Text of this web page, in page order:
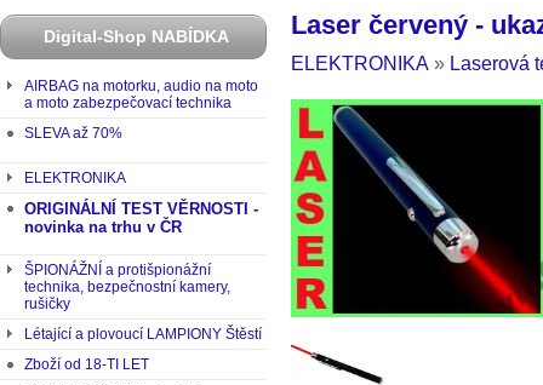
Digital-Shop NABÍDKA
AIRBAG na motorku, audio na moto
a moto zabezpečovací technika
SLEVA až 70%
ELEKTRONIKA
ORIGINÁLNÍ TEST VĚRNOSTI -
novinka na trhu v ČR
ŠPIONÁŽNÍ a protišpionážní
technika, bezpečnostní kamery,
rušičky
Létající a plovoucí LAMPIONY Štěstí
Zboží od 18-TI LET
Laser červený -
ELEKTRONIKA » Laserová